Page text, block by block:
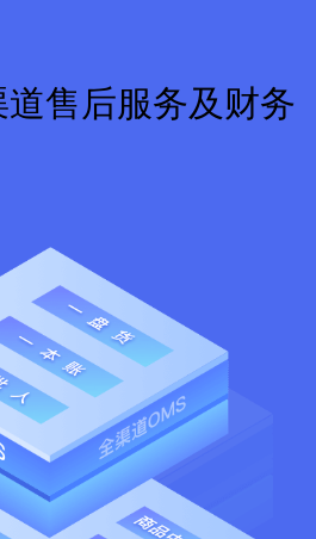
道售后服务及财务